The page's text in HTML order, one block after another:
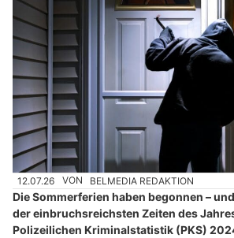
12.07.26 VON BELMEDIA REDAKTION
Die Sommerferien haben begonnen –
der einbruchsreichsten Zeiten des
Polizeilichen Kriminalstatistik (PKS)